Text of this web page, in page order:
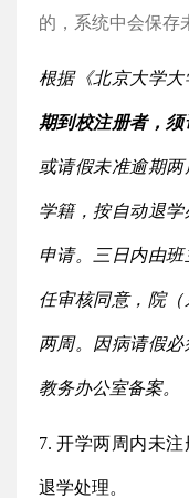
的，系统中会保存
根据《北京大学大
期到校注册者，须
或请假未准逾期
学籍，按自动退
申请。三日内由
任审核同意，院
两周。因病请假
教务办公室备案。
7. 开学两周内未
退学处理。